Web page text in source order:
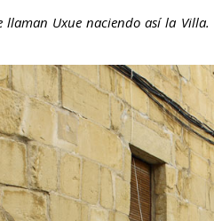
llaman Uxue naciendo así la Villa.